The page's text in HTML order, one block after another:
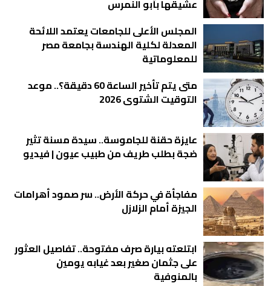
عشيقها بأبو النمرس
المجلس الأعلى للجامعات يعتمد اللائحة
المعدلة لكلية الهندسة بجامعة مصر
للمعلوماتية
متى يتم تأخير الساعة 60 دقيقة؟.. موعد
التوقيت الشتوى 2026
عايزة حقنة للجاموسة.. سيدة مسنة تثير
ضجة بطلب طريف من طبيب عيون | فيديو
مفاجأة في حركة الأرض.. سر صمود أهرامات
الجيزة أمام الزلازل
ابتلعته بيارة صرف مفتوحة.. تفاصيل العثور
على جثمان صغير بعد غيابه يومين
بالمنوفية